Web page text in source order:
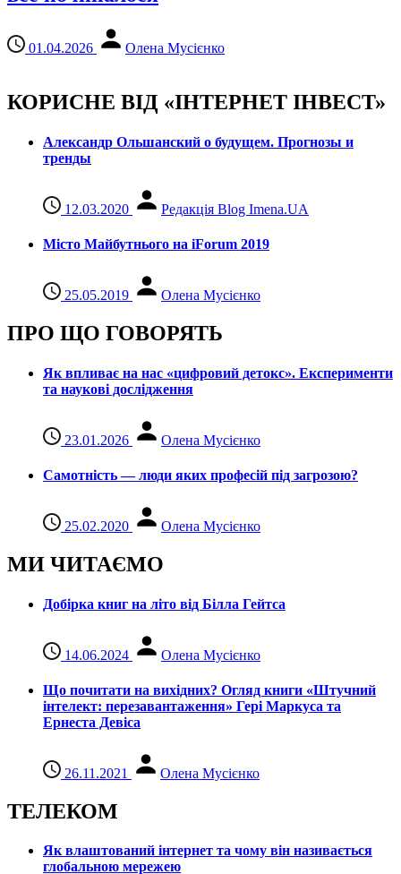
01.04.2026 Олена Мусієнко
КОРИСНЕ ВІД «ІНТЕРНЕТ ІНВЕСТ»
Александр Ольшанский о будущем. Прогнозы и
тренды
12.03.2020 Редакція Blog Imena.UA
Місто Майбутнього на iForum 2019
25.05.2019 Олена Мусієнко
ПРО ЩО ГОВОРЯТЬ
Як впливає на нас «цифровий детокс». Експерименти
та наукові дослідження
23.01.2026 Олена Мусієнко
Самотність — люди яких професій під загрозою?
25.02.2020 Олена Мусієнко
МИ ЧИТАЄМО
Добірка книг на літо від Білла Гейтса
14.06.2024 Олена Мусієнко
Що почитати на вихідних? Огляд книги «Штучний
інтелект: перезавантаження» Гері Маркуса та
Ернеста Девіса
26.11.2021 Олена Мусієнко
ТЕЛЕКОМ
Як влаштований інтернет та чому він називається
глобальною мережею